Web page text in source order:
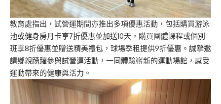
教育處指出，試營運期間亦推出多項優惠活動，包括購買游泳
池或健身房月卡享7折優惠並加送10天，購買團體課程或個別
班享8折優惠並贈送精美禮包，球場季租提供9折優惠。誠摯邀
請鄉親踴躍參與試營運活動，一同體驗嶄新的運動場館，感受
運動帶來的健康與活力。